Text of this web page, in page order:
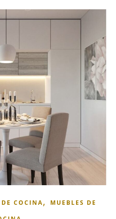
DE COCINA,
MUEBLES DE